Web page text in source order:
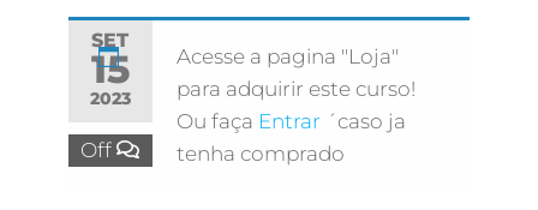
SET
15
2023
Off
Acesse a pagina "Loja"
para adquirir este curso!
Ou faça Entrar ´caso ja
tenha comprado